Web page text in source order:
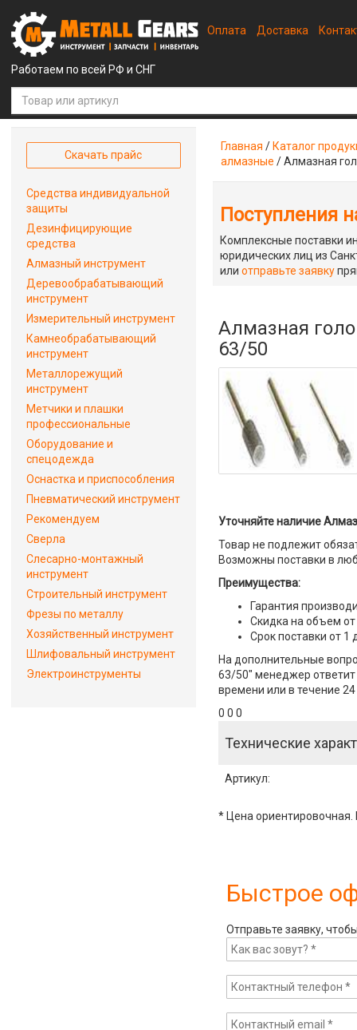
Работаем по всей РФ и СНГ
Оплата Доставка
Главная / Каталог
алмазные /Алмазная
Поступления
Комплексные поставки
юридических лиц из
илиотправьте заявку
Алмазная
63/50
Уточняйте наличие
Товар не подлежит
Возможны поставки в
Преимущества:
Гарантия
Скидка на объем от
Срок поставки от 1
На дополнительные
63/50" менеджер ответит
времени или в течение
0 0 0
Технические
Артикул:
* Цена ориентировочная.
Быстрое
Отправьте заявку,
Скачать прайс
Средства индивидуальной
защиты
Дезинфицирующие
средства
Алмазный инструмент
Деревообрабатывающий
инструмент
Измерительный инструмент
Камнеобрабатывающий
инструмент
Металлорежущий
инструмент
Метчики и плашки
профессиональные
Оборудование и
спецодежда
Оснастка и приспособления
Пневматический инструмент
Рекомендуем
Сверла
Слесарно-монтажный
инструмент
Строительный инструмент
Фрезы по металлу
Хозяйственный инструмент
Шлифовальный инструмент
Электроинструменты